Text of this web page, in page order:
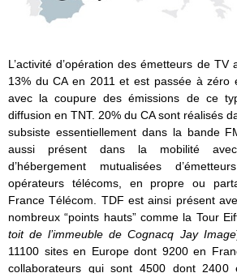
L’activité d’opération des émetteurs de TV
13% du CA en 2011 et est passée à zéro
avec la coupure des émissions de ce
diffusion en TNT. 20% du CA sont réalisés
subsiste essentiellement dans la bande
aussi présent dans la mobilité
d’hébergement mutualisées
opérateurs télécoms, en propre ou
France Télécom. TDF est ainsi présent
nombreux “points hauts” comme la Tour
toit de l’immeuble de Cognacq Jay Image
11100 sites en Europe dont 9200 en
collaborateurs qui sont 4500 dont